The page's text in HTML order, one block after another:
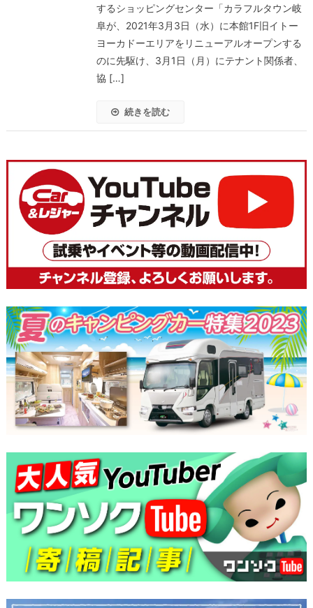
するショッピングセンター「カラフルタウン岐
阜が、2021年3月3日（水）に本館1F旧イトー
ヨーカドーエリアをリニューアルオープンする
のに先駆け、3月1日（月）にテナント関係者、
協 […]
続きを読む